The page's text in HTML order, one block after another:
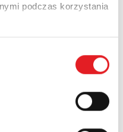
podczas korzystania